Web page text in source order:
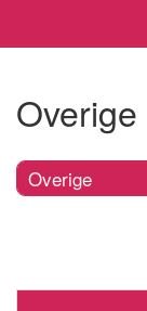
Overige
Overige